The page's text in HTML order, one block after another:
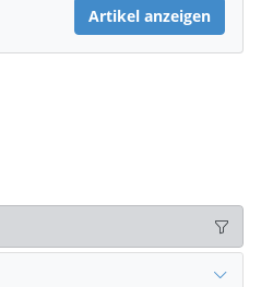
Artikel anzeigen